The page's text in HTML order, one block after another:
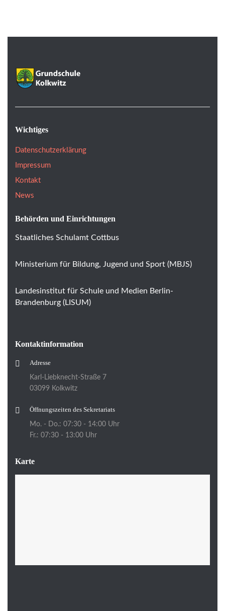
Wichtiges
Datenschutzerklärung
Impressum
Kontakt
News
Behörden und Einrichtungen
Staatliches Schulamt Cottbus
Ministerium für Bildung, Jugend und Sport (MBJS)
Landesinstitut für Schule und Medien Berlin-
Brandenburg (LISUM)
Kontaktinformation
Adresse
Karl-Liebknecht-Straße 7
03099 Kolkwitz
Öffnungszeiten des Sekretariats
Mo. - Do.: 07:30 - 14:00 Uhr
Fr.: 07:30 - 13:00 Uhr
Karte